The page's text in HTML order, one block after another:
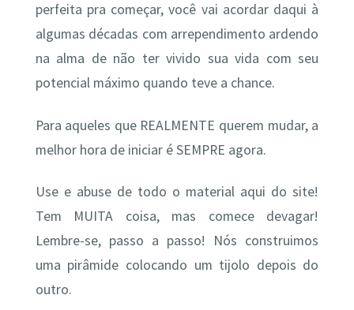
perfeita pra começar, você vai acordar daqui à
algumas décadas com arrependimento ardendo
na alma de não ter vivido sua vida com seu
potencial máximo quando teve a chance.
Para aqueles que REALMENTE querem mudar, a
melhor hora de iniciar é SEMPRE agora.
Use e abuse de todo o material aqui do site!
Tem MUITA coisa, mas comece devagar!
Lembre-se, passo a passo! Nós construimos
uma pirâmide colocando um tijolo depois do
outro.